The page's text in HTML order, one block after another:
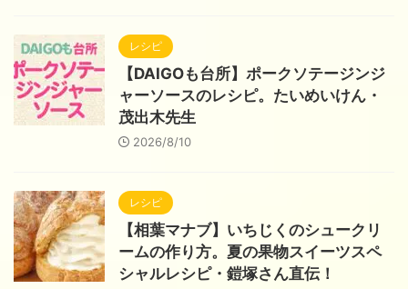
レシピ
【DAIGOも台所】ポークソテージンジ
ャーソースのレシピ。たいめいけん・
茂出木先生
2026/8/10
レシピ
【相葉マナブ】いちじくのシュークリ
ームの作り方。夏の果物スイーツスペ
シャルレシピ・鎧塚さん直伝！